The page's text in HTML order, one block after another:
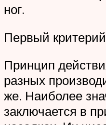
ног.
Первый критерий
Принцип
разных
же. Наиболее
заключается в